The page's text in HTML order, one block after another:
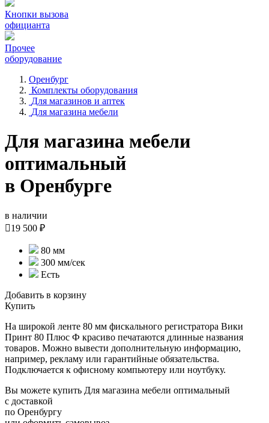
Кнопки вызова
официанта
Прочее
оборудование
Оренбург
Комплекты оборудования
Для магазинов и аптек
Для магазина мебели
Для магазина мебели
оптимальный
в Оренбурге
в наличии
19 500 ₽
80 мм
300 мм/сек
Есть
Добавить в корзину
Купить
На широкой ленте 80 мм фискального регистратора Вики
Принт 80 Плюс Ф красиво печатаются длинные названия
товаров. Можно вывести дополнительную информацию,
например, рекламу или гарантийные обязательства.
Подключается к офисному компьютеру или ноутбуку.
Вы можете купить Для магазина мебели оптимальный
с доставкой
по Оренбургу